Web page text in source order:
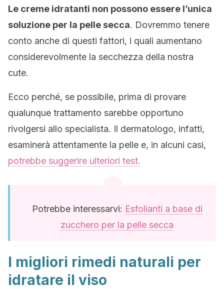
Le creme idratanti non possono essere l’unica
soluzione per la pelle secca. Dovremmo tenere
conto anche di questi fattori, i quali aumentano
considerevolmente la secchezza della nostra
cute.
Ecco perché, se possibile, prima di provare
qualunque trattamento sarebbe opportuno
rivolgersi allo specialista. Il dermatologo, infatti,
esaminerà attentamente la pelle e, in alcuni casi,
potrebbe suggerire ulteriori test.
Potrebbe interessarvi: Esfolianti a base di
zucchero per la pelle secca
I migliori rimedi naturali per
idratare il viso